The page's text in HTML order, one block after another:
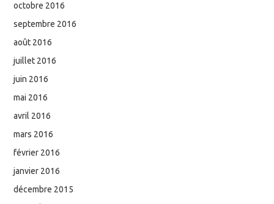
octobre 2016
septembre 2016
août 2016
juillet 2016
juin 2016
mai 2016
avril 2016
mars 2016
février 2016
janvier 2016
décembre 2015